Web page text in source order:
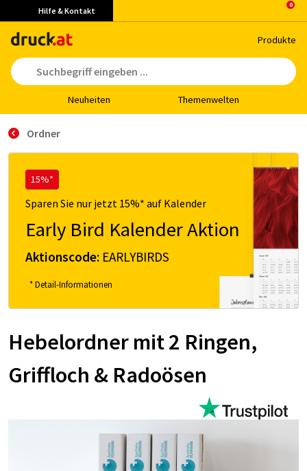
Hilfe & Kontakt
Pro­duk­te
Neu­hei­ten The­men­wel­ten
Ordner
15%*
Sparen Sie nur jetzt 15%* auf Kalender
Early Bird Kalender Aktion
Aktionscode: EARLYBIRDS
* Detail-Informationen
Hebelordner mit 2 Ringen,
Griffloch & Radoösen